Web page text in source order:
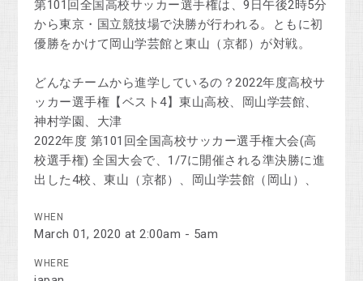
第101回全国高校サッカー選手権は、9日午後2時5分
から東京・国立競技場で決勝が行われる。ともに初
優勝をかけて岡山学芸館と東山（京都）が対戦。
どんなチームから進学しているの？2022年度高校サ
ッカー選手権【ベスト4】東山高校、岡山学芸館、
神村学園、大津
2022年度 第101回全国高校サッカー選手権大会(高
校選手権) 全国大会で、1/7に開催される準決勝に進
出した4校、東山（京都）、岡山学芸館（岡山）、
WHEN
March 01, 2020 at 2:00am - 5am
WHERE